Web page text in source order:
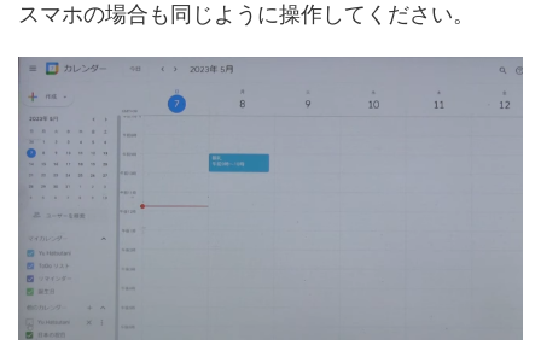
スマホの場合も同じように操作してください。